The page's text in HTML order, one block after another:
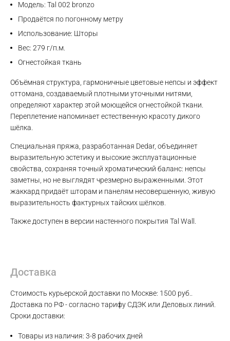
Модель: Tal 002 bronzo
Продаётся по погонному метру
Использование: Шторы
Вес: 279 г/п.м.
Огнестойкая ткань
Объёмная структура, гармоничные цветовые непсы и эффект
оттомана, создаваемый плотными уточными нитями,
определяют характер этой моющейся огнестойкой ткани.
Переплетение напоминает естественную красоту дикого
шёлка.
Специальная пряжа, разработанная Dedar, объединяет
выразительную эстетику и высокие эксплуатационные
свойства, сохраняя точный хроматический баланс: непсы
заметны, но не выглядят чрезмерно выраженными. Этот
жаккард придаёт шторам и панелям несовершенную, живую
выразительность фактурных тайских шёлков.
Также доступен в версии настенного покрытия Tal Wall.
Доставка
Стоимость курьерской доставки по Москве: 1500 руб..
Доставка по РФ - согласно тарифу СДЭК или Деловых линий.
Сроки доставки:
Товары из наличия: 3-8 рабочих дней